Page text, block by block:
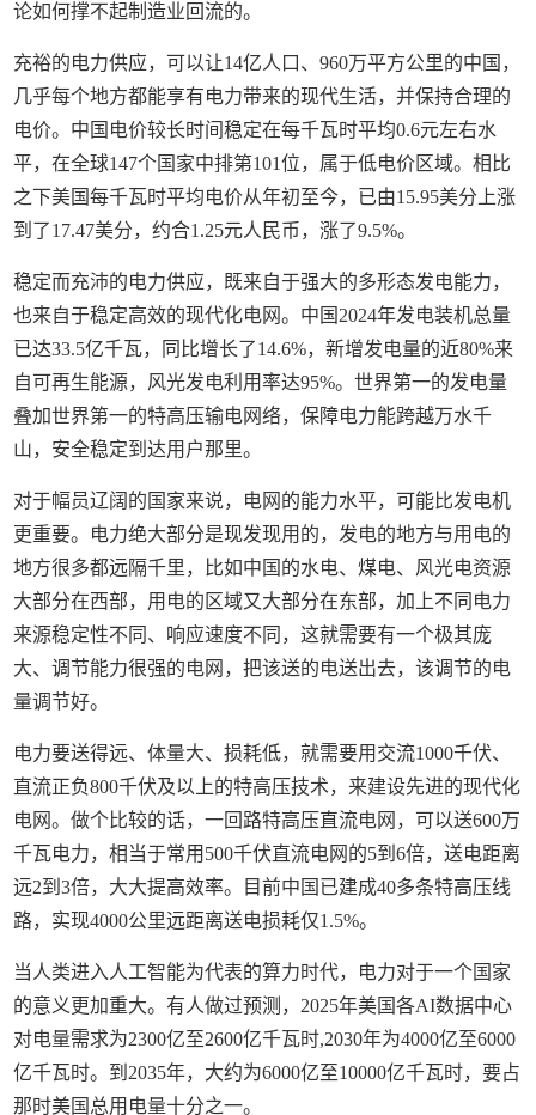
论如何撑不起制造业回流的。
充裕的电力供应，可以让14亿人口、960万平方公里的中国，
几乎每个地方都能享有电力带来的现代生活，并保持合理的
电价。中国电价较长时间稳定在每千瓦时平均0.6元左右水
平，在全球147个国家中排第101位，属于低电价区域。相比
之下美国每千瓦时平均电价从年初至今，已由15.95美分上涨
到了17.47美分，约合1.25元人民币，涨了9.5%。
稳定而充沛的电力供应，既来自于强大的多形态发电能力，
也来自于稳定高效的现代化电网。中国2024年发电装机总量
已达33.5亿千瓦，同比增长了14.6%，新增发电量的近80%来
自可再生能源，风光发电利用率达95%。世界第一的发电量
叠加世界第一的特高压输电网络，保障电力能跨越万水千
山，安全稳定到达用户那里。
对于幅员辽阔的国家来说，电网的能力水平，可能比发电机
更重要。电力绝大部分是现发现用的，发电的地方与用电的
地方很多都远隔千里，比如中国的水电、煤电、风光电资源
大部分在西部，用电的区域又大部分在东部，加上不同电力
来源稳定性不同、响应速度不同，这就需要有一个极其庞
大、调节能力很强的电网，把该送的电送出去，该调节的电
量调节好。
电力要送得远、体量大、损耗低，就需要用交流1000千伏、
直流正负800千伏及以上的特高压技术，来建设先进的现代化
电网。做个比较的话，一回路特高压直流电网，可以送600万
千瓦电力，相当于常用500千伏直流电网的5到6倍，送电距离
远2到3倍，大大提高效率。目前中国已建成40多条特高压线
路，实现4000公里远距离送电损耗仅1.5%。
当人类进入人工智能为代表的算力时代，电力对于一个国家
的意义更加重大。有人做过预测，2025年美国各AI数据中心
对电量需求为2300亿至2600亿千瓦时,2030年为4000亿至6000
亿千瓦时。到2035年，大约为6000亿至10000亿千瓦时，要占
那时美国总用电量十分之一。